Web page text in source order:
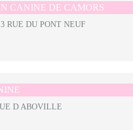
CANINE DE CAMORS
3 RUE DU PONT NEUF
D ABOVILLE